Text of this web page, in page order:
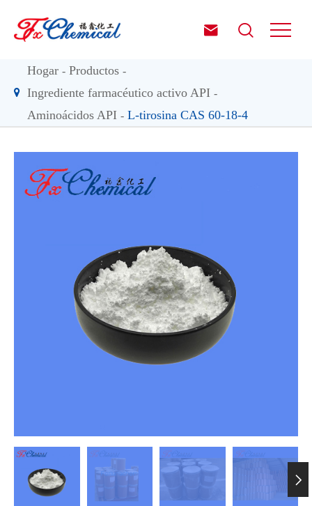
 
Hogar
Productos
Ingrediente farmacéutico activo API
Aminoácidos API
L-tirosina CAS 60-18-4
